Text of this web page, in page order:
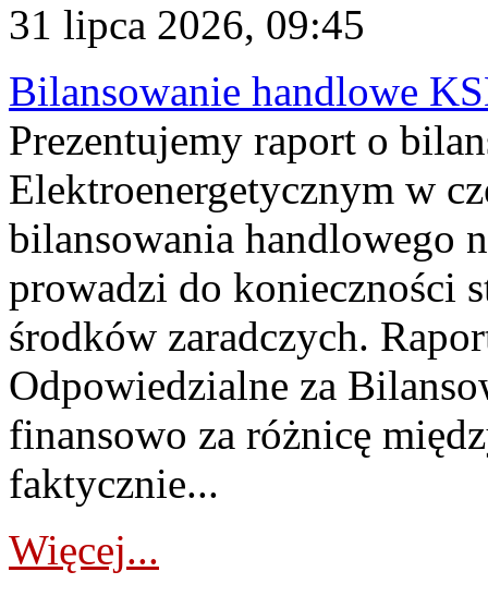
31 lipca 2026, 09:45
Bilansowanie handlowe
Prezentujemy raport o
Elektroenergetycznym w
bilansowania handlowego
prowadzi do konieczności
środków zaradczych.
Odpowiedzialne za
finansowo za różnicę
faktycznie...
Więcej...